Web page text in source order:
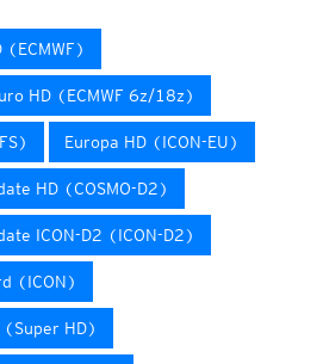
(ECMWF)
HD (ECMWF 6z/18z)
Europa HD (ICON-EU)
HD (COSMO-D2)
ICON-D2 (ICON-D2)
(ICON)
(Super HD)